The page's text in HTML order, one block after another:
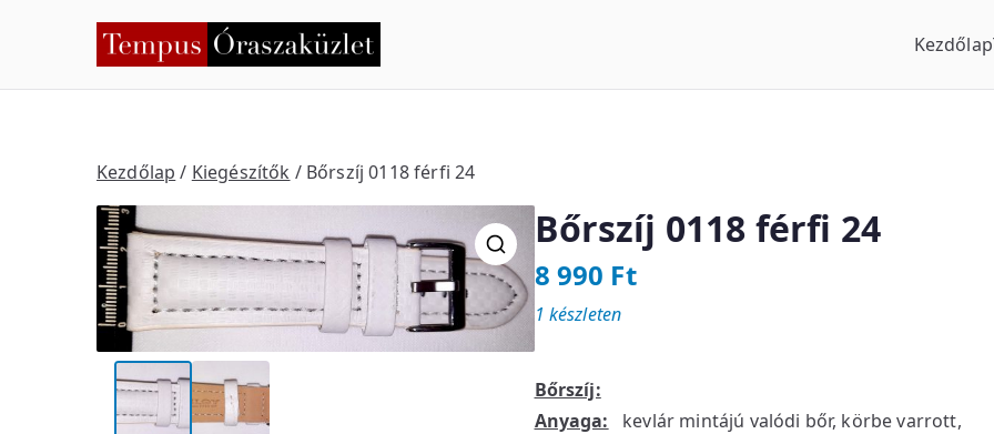
Tempus Óraszaküzlet Kezdőlap
Kezdőlap / Kiegészítők / Bőrszíj 0118 férfi 24
Bőrszíj 0118 férfi 24
8 990 Ft
Bőrszíj:
Anyaga: kevlár mintájú valódi bőr, körbe varrott,
1 készleten